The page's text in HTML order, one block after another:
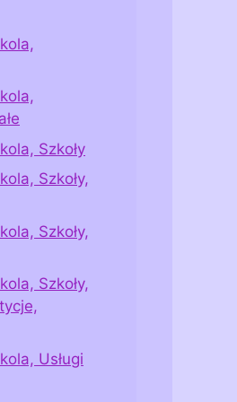
Szkoły
Szkoły,
Szkoły,
Szkoły,
Usługi